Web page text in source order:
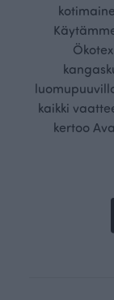
kaikki
kertoo